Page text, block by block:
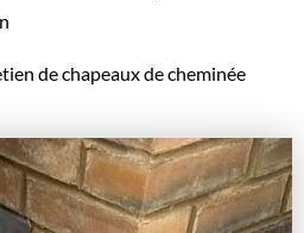
de chapeaux de cheminée